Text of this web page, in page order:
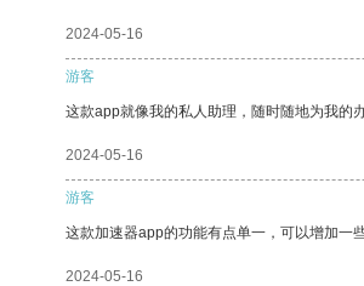
2024-05-16
游客
这款app就像我的私人助理，随时随地为我的
2024-05-16
游客
这款加速器app的功能有点单一，可以增加一
2024-05-16